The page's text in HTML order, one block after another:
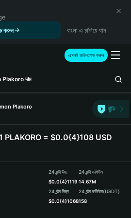
করুন
বাংলা এ চালিয়ে যান
এখনই ডাউনলোড করুন
Plakoro দাম
Plakoro
ঝুঁকি
PLAKORO = $0.0{4}108 USD
24 ঘন্টা উচ্চ
$0.0{4}1119
24 ঘন্টা নিম্ন
$0.0{4}1068
24 ঘন্টা ভলিউম
14.67M
24 ঘন্টা ভলিউম(USDT)
158